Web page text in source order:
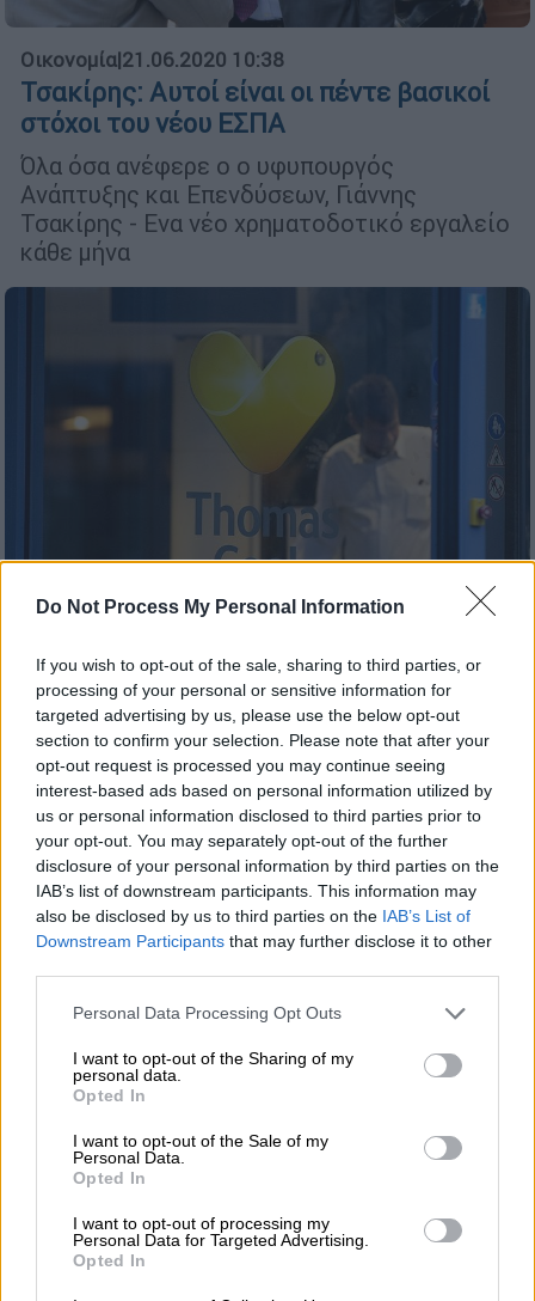
Do Not Process My Personal Information
If you wish to opt-out of the sale, sharing to third parties, or
processing of your personal or sensitive information for
targeted advertising by us, please use the below opt-out
section to confirm your selection. Please note that after your
opt-out request is processed you may continue seeing
interest-based ads based on personal information utilized by
us or personal information disclosed to third parties prior to
your opt-out. You may separately opt-out of the further
disclosure of your personal information by third parties on the
IAB’s list of downstream participants. This information may
also be disclosed by us to third parties on the IAB’s List of
Downstream Participants that may further disclose it to other
Please note that this website/app uses one or more Google
not limited to your visit or usage behaviour. You may click to
grant or deny consent to Google and its third-party tags to
use your data for below specified purposes in below Google
consent section.
Personal Data Processing Opt Outs
I want to opt-out of the Sharing of my
personal data.
Opted In
I want to opt-out of the Sale of my
Personal Data.
Opted In
I want to opt-out of processing my
Personal Data for Targeted Advertising.
Opted In
Οικονομία|21.06.2020 10:38
Τσακίρης: Αυτοί είναι οι πέντε βασικοί
στόχοι του νέου ΕΣΠΑ
Όλα όσα ανέφερε ο ο υφυπουργός
Ανάπτυξης και Επενδύσεων, Γιάννης
Τσακίρης - Ενα νέο χρηματοδοτικό εργαλείο
κάθε μήνα
Οικονομία 15.11.2019 18:48
Thomas Cook: Άτοκα δάνεια για τις
επιχειρήσεις που επλήγησαν από την
χρεοκοπία
Τι ανέφερε ο υφυπουργός Ανάπτυξης και
Επενδύσεων, Γιάννης Τσακίρης, μιλώντας
από το βήμα του 4ου Thessaloniki Summit
ΑΛΛΑ #TAGS
επιχειρήσεις
λιανεμπόριο
επιδότηση
click away
υπουργείο Ανάπτυξης και Επενδύσεων